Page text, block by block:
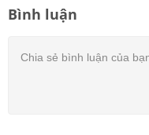
Bình luận